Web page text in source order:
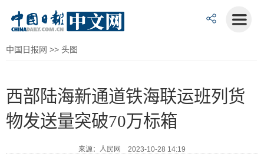
中国日报网 >> 头图
西部陆海新通道铁海联运班列货
物发送量突破70万标箱
来源：人民网 2023-10-28 14:19